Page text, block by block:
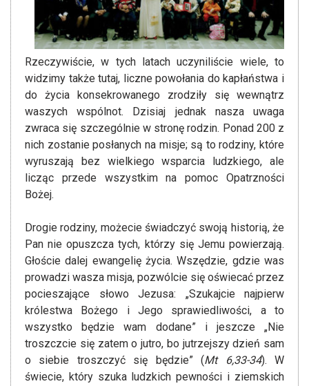
Rzeczywiście, w tych latach uczyniliście wiele, to
widzimy także tutaj, liczne powołania do kapłaństwa i
do życia konsekrowanego zrodziły się wewnątrz
waszych wspólnot. Dzisiaj jednak nasza uwaga
zwraca się szczególnie w stronę rodzin. Ponad 200 z
nich zostanie posłanych na misje; są to rodziny, które
wyruszają bez wielkiego wsparcia ludzkiego, ale
licząc przede wszystkim na pomoc Opatrzności
Bożej.
Drogie rodziny, możecie świadczyć swoją historią, że
Pan nie opuszcza tych, którzy się Jemu powierzają.
Głoście dalej ewangelię życia. Wszędzie, gdzie was
prowadzi wasza misja, pozwólcie się oświecać przez
pocieszające słowo Jezusa: „Szukajcie najpierw
królestwa Bożego i Jego sprawiedliwości, a to
wszystko będzie wam dodane” i jeszcze „Nie
troszczcie się zatem o jutro, bo jutrzejszy dzień sam
o siebie troszczyć się będzie” (Mt 6,33-34). W
świecie, który szuka ludzkich pewności i ziemskich